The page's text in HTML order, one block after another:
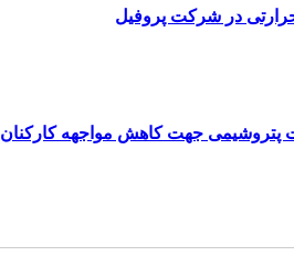
حرارتی در شرکت پروفیل
پتروشیمی جهت کاهش مواجهه کارکنان